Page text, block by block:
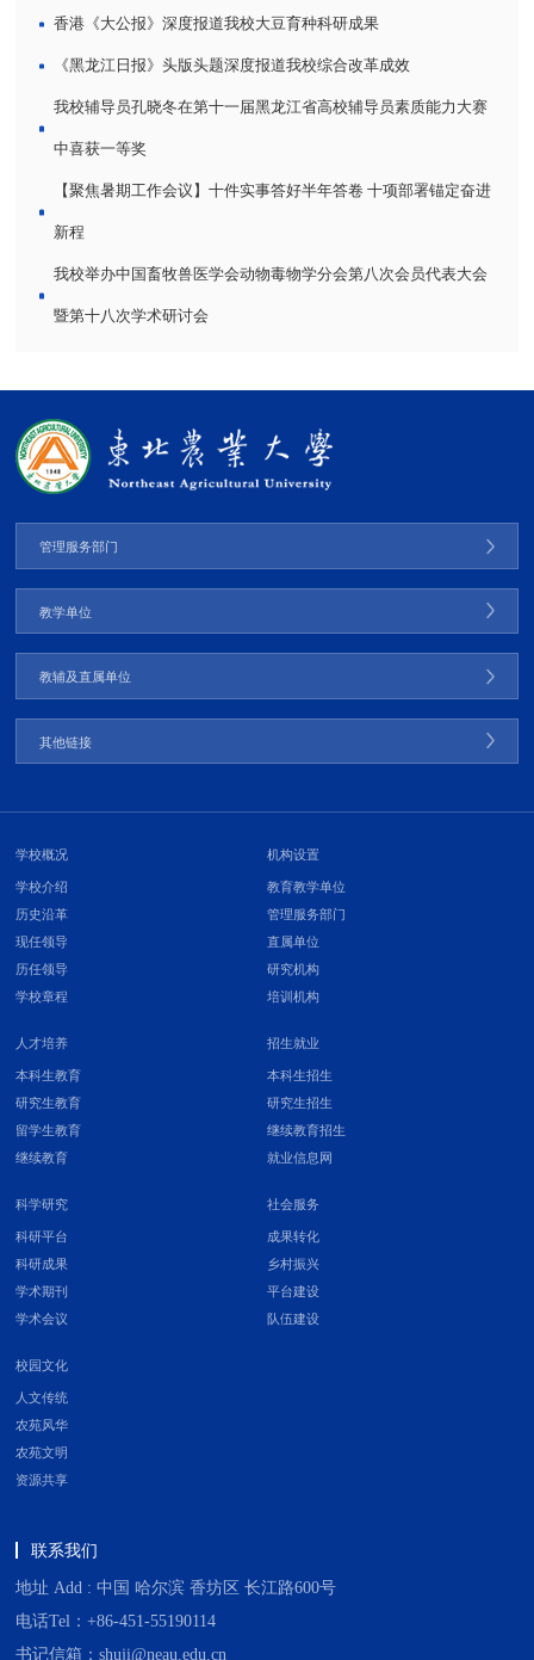
香港《大公报》深度报道我校大豆育种科研成果
《黑龙江日报》头版头题深度报道我校综合改革成效
我校辅导员孔晓冬在第十一届黑龙江省高校辅导员素质能力大赛
中喜获一等奖
【聚焦暑期工作会议】十件实事答好半年答卷 十项部署锚定奋进
新程
我校举办中国畜牧兽医学会动物毒物学分会第八次会员代表大会
暨第十八次学术研讨会
管理服务部门
教学单位
教辅及直属单位
其他链接
学校概况
学校介绍
历史沿革
现任领导
历任领导
学校章程
机构设置
教育教学单位
管理服务部门
直属单位
研究机构
培训机构
人才培养
本科生教育
研究生教育
留学生教育
继续教育
招生就业
本科生招生
研究生招生
继续教育招生
就业信息网
科学研究
科研平台
科研成果
学术期刊
学术会议
社会服务
成果转化
乡村振兴
平台建设
队伍建设
校园文化
人文传统
农苑风华
农苑文明
资源共享
联系我们
地址 Add : 中国 哈尔滨 香坊区 长江路600号
电话Tel：+86-451-55190114
书记信箱：shuji@neau.edu.cn